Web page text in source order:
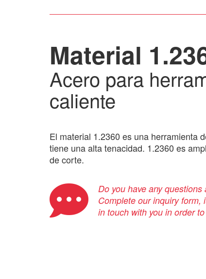
Material
Acero para
caliente
El material 1.2360 es una herramienta
tiene una alta tenacidad. 1.2360 es
de corte.
Do you have any
Complete our inquiry form,
in touch with you in order